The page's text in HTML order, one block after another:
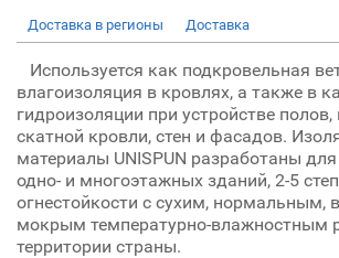
Доставка в регионы Доставка
Используется как подкровельная
влагоизоляция в кровлях, а также в
гидроизоляции при устройстве полов,
скатной кровли, стен и фасадов.
материалы UNISPUN разработаны для
одно- и многоэтажных зданий, 2-5
огнестойкости с сухим, нормальным,
мокрым температурно-влажностным
территории страны.